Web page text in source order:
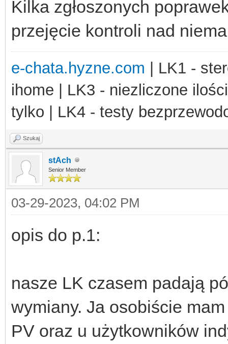
Kilka zgłoszonych
przejęcie kontroli nad
e-chata.hyzne.com | LK1 -
ihome | LK3 - niezliczone
tylko | LK4 - testy
Szukaj
stAch
Senior Member
03-29-2023, 04:02 PM
opis do p.1:
nasze LK czasem padają
wymiany. Ja osobiście
PV oraz u użytkowników